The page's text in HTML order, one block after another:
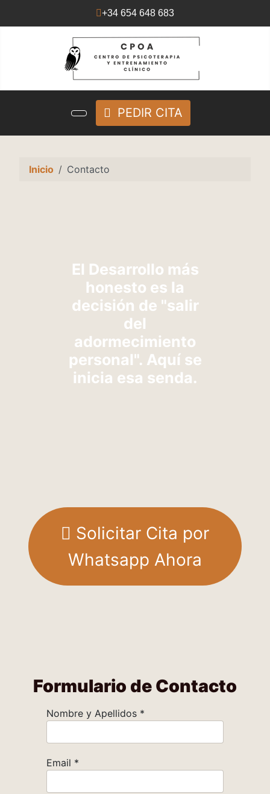
+34 654 648 683
PEDIR CITA
Inicio Contacto
El Desarrollo más
honesto es la
decisión de "salir
del
adormecimiento
personal". Aquí se
inicia esa senda.
Solicitar Cita por
Whatsapp Ahora
Formulario de Contacto
Nombre y Apellidos *
Email *